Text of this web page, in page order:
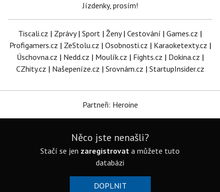
Jízdenky, prosím!
Tiscali.cz | Zprávy| Sport | Ženy| Cestování | Games.cz |
Profigamers.cz | ZeStolu.cz | Osobnosti.cz | Karaoketexty.cz |
Úschovna.cz | Nedd.cz | Moulík.cz | Fights.cz | Dokina.cz |
CZhity.cz | Našepeníze.cz | Srovnám.cz | StartupInsider.cz
Partneři: Heroine
Něco jste nenašli?
Stačí se jen zaregistrovat a můžete tuto
databázi
DOPLNIT